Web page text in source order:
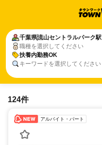
千葉県流山セントラルパーク駅
職種を選択してください
扶養内勤務OK
キーワードを選択してください
124件
アルバイト・パート